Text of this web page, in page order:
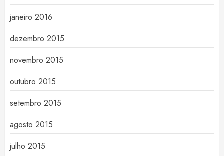
janeiro 2016
dezembro 2015
novembro 2015
outubro 2015
setembro 2015
agosto 2015
julho 2015